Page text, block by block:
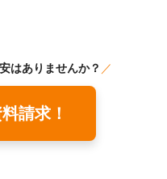
はありませんか？ ／
請求！